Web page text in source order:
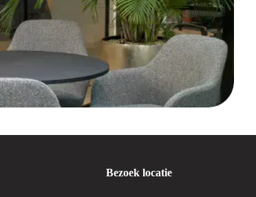
Bezoek locatie